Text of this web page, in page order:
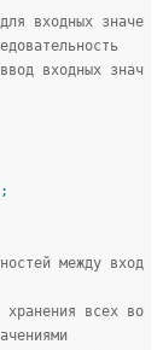
входных значе
входных знач
;
между вход
всех во